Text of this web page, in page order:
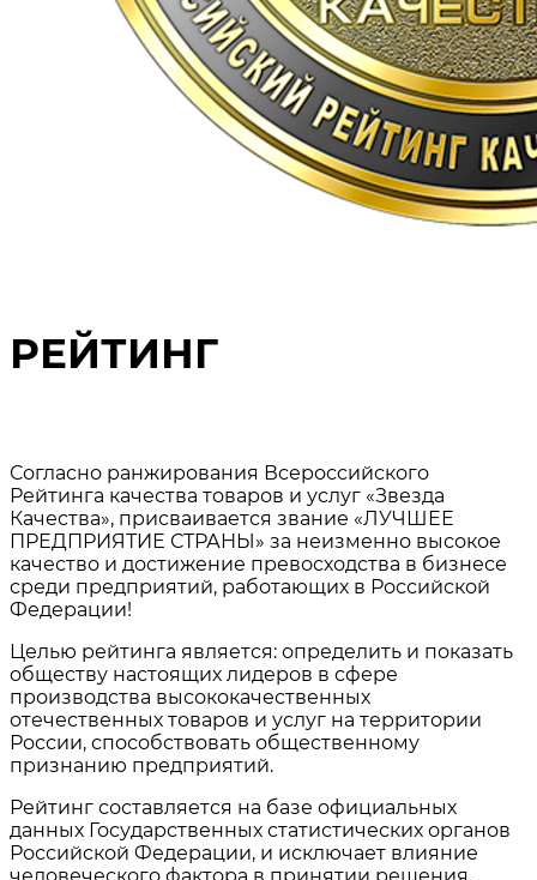
РЕЙТИНГ
Согласно ранжирования Всеросcийского
Рейтинга качества товаров и услуг «Звезда
Качества», присваивается звание «ЛУЧШЕЕ
ПРЕДПРИЯТИЕ СТРАНЫ» за неизменно высокое
качество и достижение превосходства в бизнесе
среди предприятий, работающих в Российской
Федерации!
Целью рейтинга является: определить и показать
обществу настоящих лидеров в сфере
производства высококачественных
отечественных товаров и услуг на территории
России, способствовать общественному
признанию предприятий.
Рейтинг составляется на базе официальных
данных Государственных статистических органов
Российской Федерации, и исключает влияние